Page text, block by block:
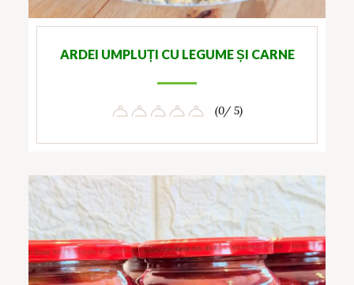
ARDEI UMPLUȚI CU LEGUME ȘI CARNE
(0/ 5)